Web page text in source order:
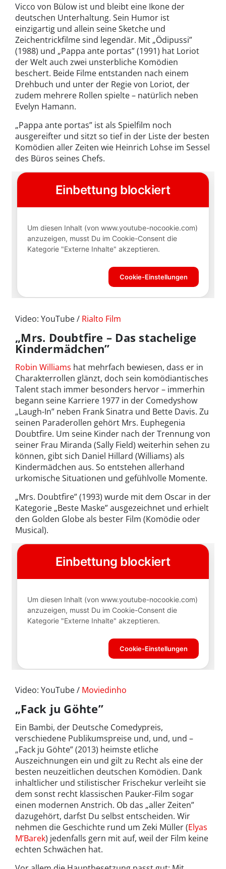
Vicco von Bülow ist und bleibt eine Ikone der
deutschen Unterhaltung. Sein Humor ist
einzigartig und allein seine Sketche und
Zeichentrickfilme sind legendär. Mit „Ödipussi”
(1988) und „Pappa ante portas” (1991) hat Loriot
der Welt auch zwei unsterbliche Komödien
beschert. Beide Filme entstanden nach einem
Drehbuch und unter der Regie von Loriot, der
zudem mehrere Rollen spielte – natürlich neben
Evelyn Hamann.
„Pappa ante portas” ist als Spielfilm noch
ausgereifter und sitzt so tief in der Liste der besten
Komödien aller Zeiten wie Heinrich Lohse im Sessel
des Büros seines Chefs.
Video: YouTube / Rialto Film
„Mrs. Doubtfire – Das stachelige
Kindermädchen”
Robin Williams hat mehrfach bewiesen, dass er in
Charakterrollen glänzt, doch sein komödiantisches
Talent stach immer besonders hervor – immerhin
begann seine Karriere 1977 in der Comedyshow
„Laugh-In” neben Frank Sinatra und Bette Davis. Zu
seinen Paraderollen gehört Mrs. Euphegenia
Doubtfire. Um seine Kinder nach der Trennung von
seiner Frau Miranda (Sally Field) weiterhin sehen zu
können, gibt sich Daniel Hillard (Williams) als
Kindermädchen aus. So entstehen allerhand
urkomische Situationen und gefühlvolle Momente.
„Mrs. Doubtfire” (1993) wurde mit dem Oscar in der
Kategorie „Beste Maske” ausgezeichnet und erhielt
den Golden Globe als bester Film (Komödie oder
Musical).
Video: YouTube / Moviedinho
„Fack ju Göhte”
Ein Bambi, der Deutsche Comedypreis,
verschiedene Publikumspreise und, und, und –
„Fack ju Göhte” (2013) heimste etliche
Auszeichnungen ein und gilt zu Recht als eine der
besten neuzeitlichen deutschen Komödien. Dank
inhaltlicher und stilistischer Frischekur verleiht sie
dem sonst recht klassischen Pauker-Film sogar
einen modernen Anstrich. Ob das „aller Zeiten”
dazugehört, darfst Du selbst entscheiden. Wir
nehmen die Geschichte rund um Zeki Müller (Elyas
M’Barek) jedenfalls gern mit auf, weil der Film keine
echten Schwächen hat.